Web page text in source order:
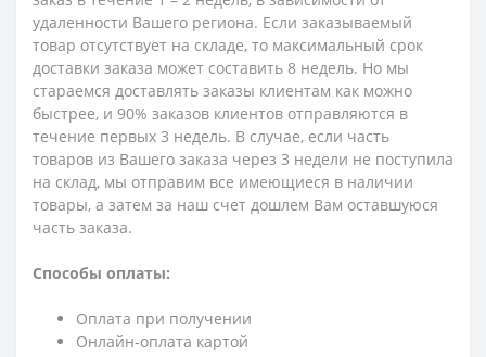
удаленности Вашего региона. Если заказываемый
товар отсутствует на складе, то максимальный срок
доставки заказа может составить 8 недель. Но мы
стараемся доставлять заказы клиентам как можно
быстрее, и 90% заказов клиентов отправляются в
течение первых 3 недель. В случае, если часть
товаров из Вашего заказа через 3 недели не поступила
на склад, мы отправим все имеющиеся в наличии
товары, а затем за наш счет дошлем Вам оставшуюся
часть заказа.
Способы оплаты:
Оплата при получении
Онлайн-оплата картой